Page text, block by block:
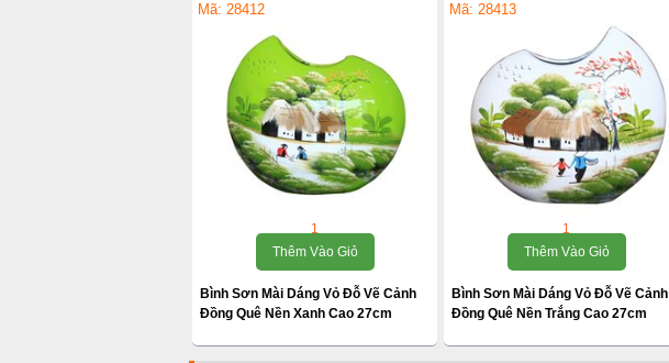
Mã: 28412
1
Thêm Vào Giỏ
Bình Sơn Mài Dáng Vỏ Đỗ Vẽ Cảnh
Đồng Quê Nền Xanh Cao 27cm
Mã: 28413
1
Thêm Vào Giỏ
Bình Sơn Mài Dáng Vỏ Đỗ Vẽ Cảnh
Đồng Quê Nền Trắng Cao 27cm